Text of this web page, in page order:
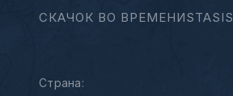
СКАЧОК ВО ВРЕМЕНИSTASIS
Страна: